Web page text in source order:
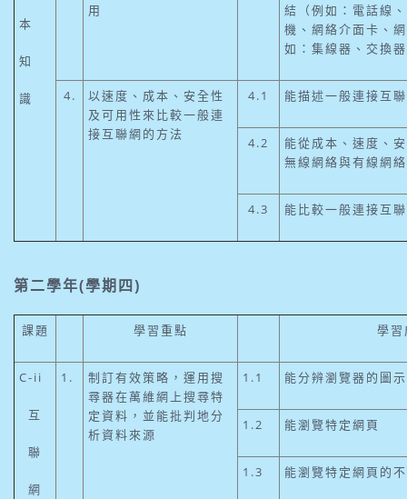
本
知
識
用
結（例如：電話線
機、網絡介面卡、
如：集線器、交換
4.
以速度、成本、安全性
及可用性來比較一般連
接互聯網的方法
4.1 能描述一般連接互
4.2
能從成本、速度、
無線網絡與有線網絡
4.3 能比較一般連接互
第二學年(學期四)
課題 學習重點 學
C-ii
互
聯
網
1.
制訂有效策略，運用搜
尋器在萬維網上搜尋特
定資料，並能批判地分
析資料來源
1.1 能分辨瀏覽器的圖示
1.2 能瀏覽特定網頁
1.3 能瀏覽特定網頁的